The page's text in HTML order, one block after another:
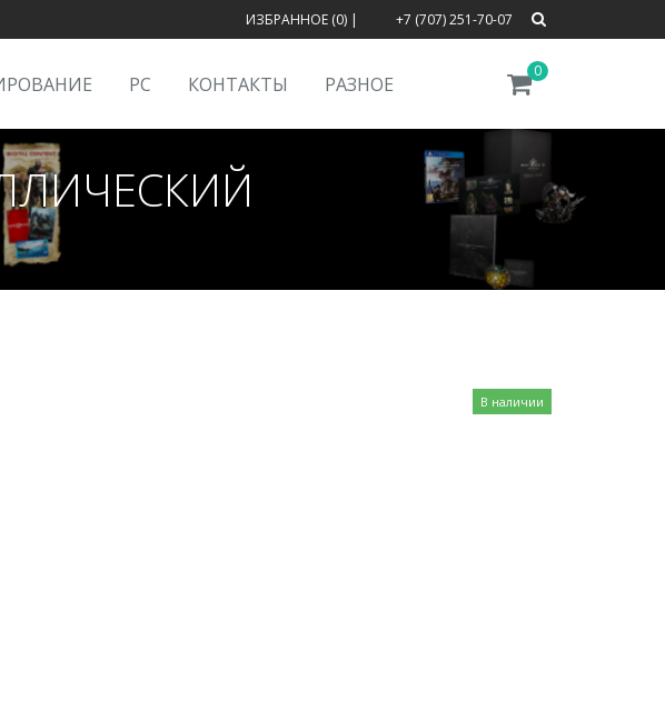
ИЗБРАННОЕ (0) | +7 (707) 251-70-07
0
PC КОНТАКТЫ РАЗНОЕ
В наличии